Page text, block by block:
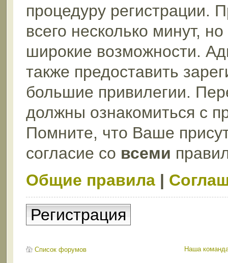
процедуру регистрации.
всего несколько минут,
широкие возможности.
также предоставить
большие привилегии.
должны ознакомиться с
Помните, что Ваше
согласие со всеми
Общие правила|
Регистрация
Список форумов Наша